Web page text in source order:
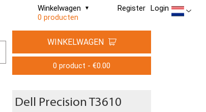
Register Login
Winkelwagen
0 producten
WINKELWAGEN
0 product - €0.00
Dell Precision T3610